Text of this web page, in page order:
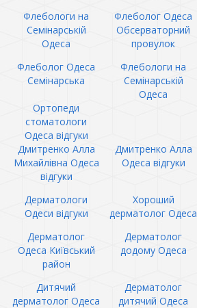
Флебологи на
Семінарській
Одеса
Флеболог Одеса
Обсерваторний
провулок
Флеболог Одеса
Семінарська
Флебологи на
Семінарській
Одеса
Ортопеди
стоматологи
Одеса відгуки
Дмитренко Алла
Михайлівна Одеса
відгуки
Дмитренко Алла
Одеса відгуки
Дерматологи
Одеси відгуки
Хороший
дерматолог Одеса
Дерматолог
Одеса Київський
район
Дерматолог
додому Одеса
Дитячий
дерматолог Одеса
Дерматолог
дитячий Одеса